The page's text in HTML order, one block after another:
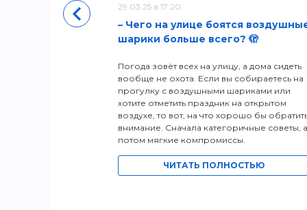
29.03.25 в 17:20
– Чего на улице боятся
шарики больше всего? 🫣
Погода зовёт всех на улицу, а дома сидеть
вообще не охота. Если вы собираетесь на
прогулку с воздушными шариками или
хотите отметить праздник на открытом
воздухе, то вот, на что хорошо бы
внимание. Сначала категоричные советы, а
потом мягкие компромиссы.
ЧИТАТЬ ПОЛНОСТЬЮ